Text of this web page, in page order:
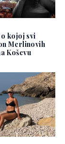
o kojoj svi
Merlinovih
Koševu